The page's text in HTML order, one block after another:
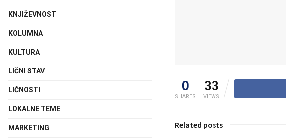
0
SHARES
33
VIEWS
Related posts
KNJIŽEVNOST
KOLUMNA
KULTURA
LIČNI STAV
LIČNOSTI
LOKALNE TEME
MARKETING